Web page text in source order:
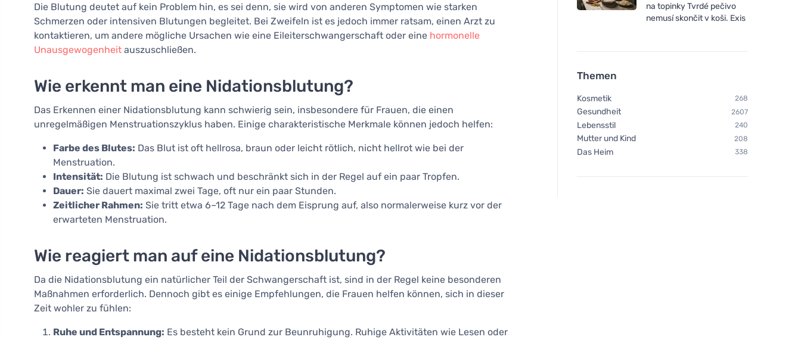
Die Blutung deutet auf kein Problem hin, es sei denn, sie wird von anderen Symptomen wie starken
Schmerzen oder intensiven Blutungen begleitet. Bei Zweifeln ist es jedoch immer ratsam, einen Arzt zu
kontaktieren, um andere mögliche Ursachen wie eine Eileiterschwangerschaft oder eine hormonelle
Unausgewogenheit auszuschließen.
Wie erkennt man eine Nidationsblutung?
Das Erkennen einer Nidationsblutung kann schwierig sein, insbesondere für Frauen, die einen
unregelmäßigen Menstruationszyklus haben. Einige charakteristische Merkmale können jedoch helfen:
Farbe des Blutes: Das Blut ist oft hellrosa, braun oder leicht rötlich, nicht hellrot wie bei der
Menstruation.
Intensität: Die Blutung ist schwach und beschränkt sich in der Regel auf ein paar Tropfen.
Dauer: Sie dauert maximal zwei Tage, oft nur ein paar Stunden.
Zeitlicher Rahmen: Sie tritt etwa 6–12 Tage nach dem Eisprung auf, also normalerweise kurz vor der
erwarteten Menstruation.
Wie reagiert man auf eine Nidationsblutung?
Da die Nidationsblutung ein natürlicher Teil der Schwangerschaft ist, sind in der Regel keine besonderen
Maßnahmen erforderlich. Dennoch gibt es einige Empfehlungen, die Frauen helfen können, sich in dieser
Zeit wohler zu fühlen:
Ruhe und Entspannung: Es besteht kein Grund zur Beunruhigung. Ruhige Aktivitäten wie Lesen oder
na topinky Tvrdé pečivo
nemusí skončit v koši. Exis
Themen
Kosmetik 268
Gesundheit 2607
Lebensstil 240
Mutter und Kind 208
Das Heim 338